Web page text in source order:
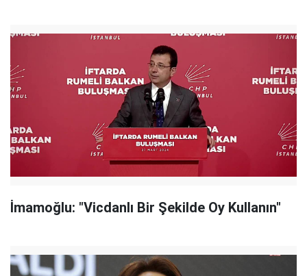
İmamoğlu: "Vicdanlı Bir Şekilde Oy Kullanın"